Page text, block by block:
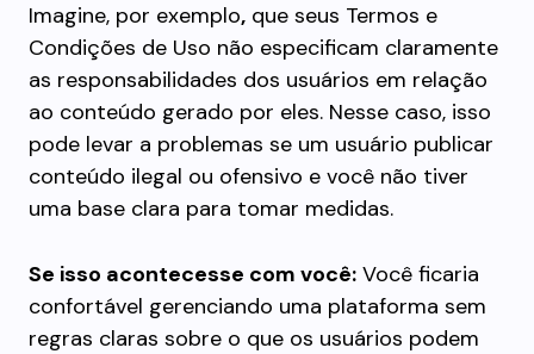
Imagine, por exemplo, que seus Termos e
Condições de Uso não especificam claramente
as responsabilidades dos usuários em relação
ao conteúdo gerado por eles. Nesse caso, isso
pode levar a problemas se um usuário publicar
conteúdo ilegal ou ofensivo e você não tiver
uma base clara para tomar medidas.
Se isso acontecesse com você: Você ficaria
confortável gerenciando uma plataforma sem
regras claras sobre o que os usuários podem